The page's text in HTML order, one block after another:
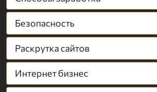
Безопасность
Раскрутка сайтов
Интернет бизнес